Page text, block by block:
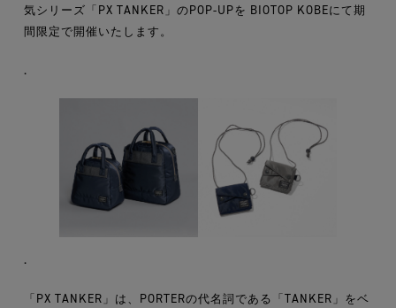
気シリーズ「PX TANKER」のPOP-UPを BIOTOP KOBEにて期
間限定で開催いたします。
.
.
「PX TANKER」は、PORTERの代名詞である「TANKER」をベ